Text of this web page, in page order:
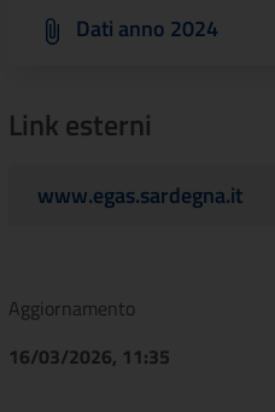
Dati anno 2024
Link esterni
www.egas.sardegna.it
Aggiornamento
16/03/2026, 11:35